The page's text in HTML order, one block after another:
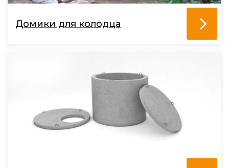
Домики для колодца